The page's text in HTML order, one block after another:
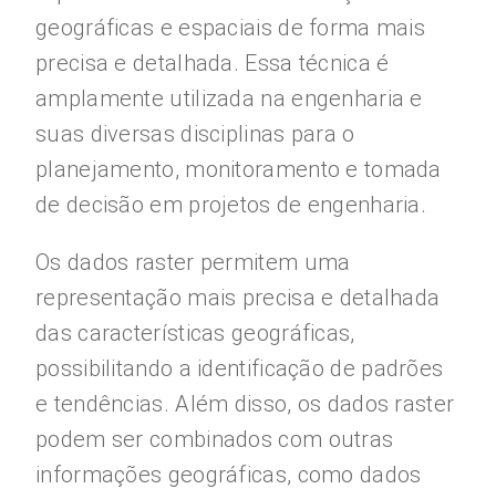
geográficas e espaciais de forma mais
precisa e detalhada. Essa técnica é
amplamente utilizada na engenharia e
suas diversas disciplinas para o
planejamento, monitoramento e tomada
de decisão em projetos de engenharia.
Os dados raster permitem uma
representação mais precisa e detalhada
das características geográficas,
possibilitando a identificação de padrões
e tendências. Além disso, os dados raster
podem ser combinados com outras
informações geográficas, como dados